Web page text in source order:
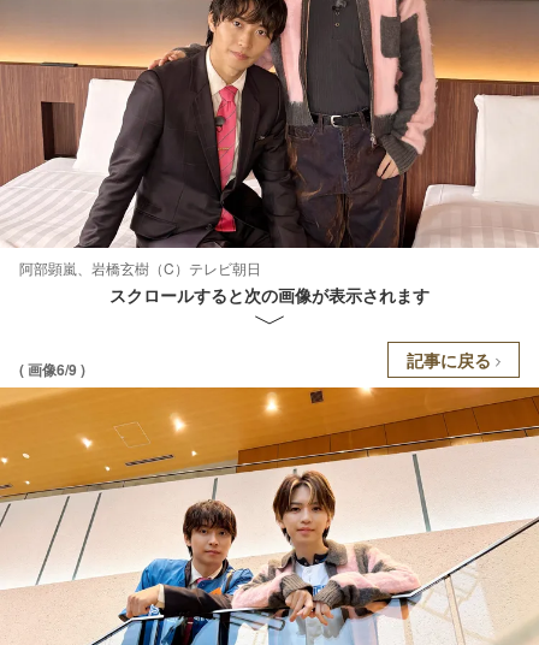
阿部顕嵐、岩橋玄樹（C）テレビ朝日
スクロールすると次の画像が表示されます
( 画像6/9 ) 記事に戻る